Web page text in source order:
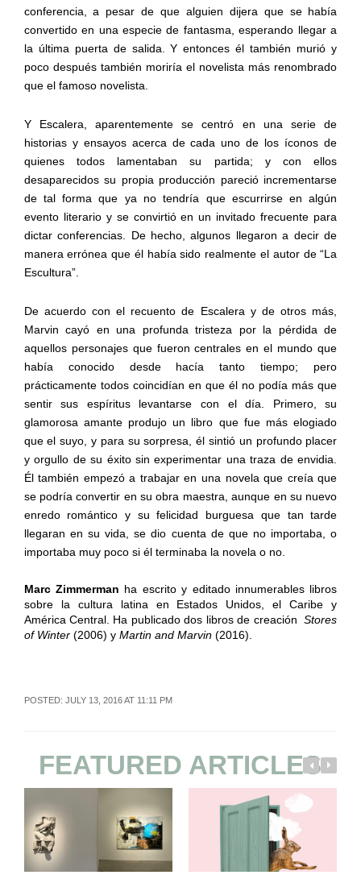
conferencia, a pesar de que alguien dijera que se había
convertido en una especie de fantasma, esperando llegar a
la última puerta de salida. Y entonces él también murió y
poco después también moriría el novelista más renombrado
que el famoso novelista.
Y Escalera, aparentemente se centró en una serie de
historias y ensayos acerca de cada uno de los íconos de
quienes todos lamentaban su partida; y con ellos
desaparecidos su propia producción pareció incrementarse
de tal forma que ya no tendría que escurrirse en algún
evento literario y se convirtió en un invitado frecuente para
dictar conferencias. De hecho, algunos llegaron a decir de
manera errónea que él había sido realmente el autor de “La
Escultura”.
De acuerdo con el recuento de Escalera y de otros más,
Marvin cayó en una profunda tristeza por la pérdida de
aquellos personajes que fueron centrales en el mundo que
había conocido desde hacía tanto tiempo; pero
prácticamente todos coincidían en que él no podía más que
sentir sus espíritus levantarse con el día. Primero, su
glamorosa amante produjo un libro que fue más elogiado
que el suyo, y para su sorpresa, él sintió un profundo placer
y orgullo de su éxito sin experimentar una traza de envidia.
Él también empezó a trabajar en una novela que creía que
se podría convertir en su obra maestra, aunque en su nuevo
enredo romántico y su felicidad burguesa que tan tarde
llegaran en su vida, se dio cuenta de que no importaba, o
importaba muy poco si él terminaba la novela o no.
Marc Zimmerman ha escrito y editado innumerables libros
sobre la cultura latina en Estados Unidos, el Caribe y
América Central. Ha publicado dos libros de creación Stores
of Winter(2006) y Martin and Marvin(2016).
POSTED: JULY 13, 2016 AT 11:11 PM
FEATURED ARTICLES